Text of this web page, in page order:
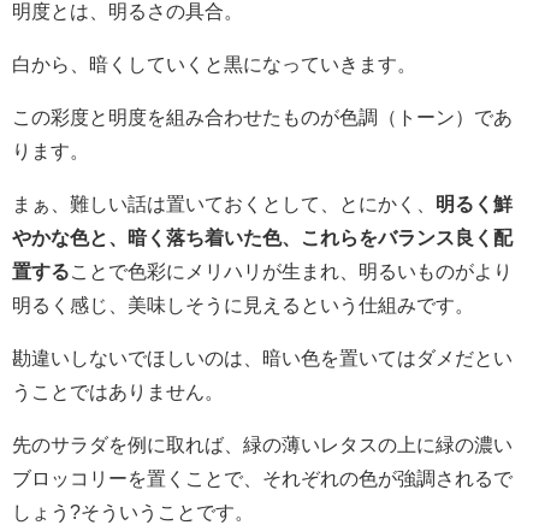
明度とは、明るさの具合。
白から、暗くしていくと黒になっていきます。
この彩度と明度を組み合わせたものが色調（トーン）であ
ります。
まぁ、難しい話は置いておくとして、とにかく、 明るく鮮
やかな色と、暗く落ち着いた色、これらをバランス良く配
置することで色彩にメリハリが生まれ、明るいものがより
明るく感じ、美味しそうに見えるという仕組みです。
勘違いしないでほしいのは、暗い色を置いてはダメだとい
うことではありません。
先のサラダを例に取れば、緑の薄いレタスの上に緑の濃い
ブロッコリーを置くことで、それぞれの色が強調されるで
しょう?そういうことです。